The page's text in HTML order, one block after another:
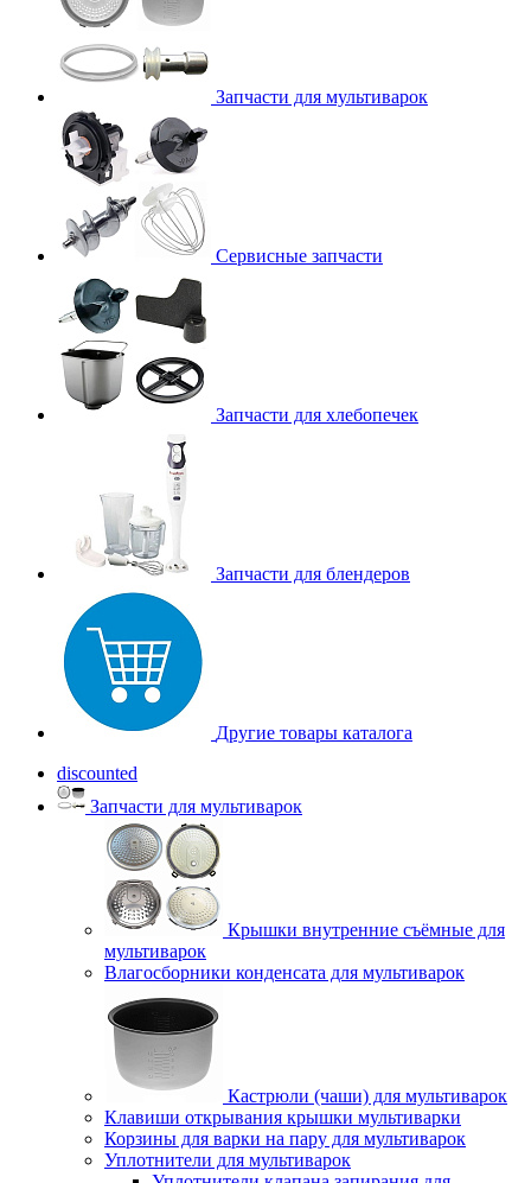
Запчасти для мультиварок
Сервисные запчасти
Запчасти для хлебопечек
Запчасти для блендеров
Другие товары каталога
discounted
Запчасти для мультиварок
Крышки внутренние съёмные для
мультиварок
Влагосборники конденсата для мультиварок
Кастрюли (чаши) для мультиварок
Клавиши открывания крышки мультиварки
Корзины для варки на пару для мультиварок
Уплотнители для мультиварок